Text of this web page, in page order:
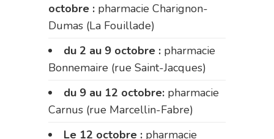
octobre : pharmacie Charignon-
Dumas (La Fouillade)
du 2 au 9 octobre : pharmacie
Bonnemaire (rue Saint-Jacques)
du 9 au 12 octobre: pharmacie
Carnus (rue Marcellin-Fabre)
Le 12 octobre : pharmacie